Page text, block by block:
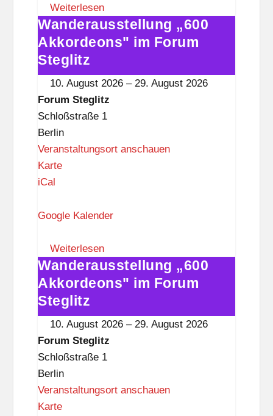
S
t
e
g
l
i
t
z
Weiterlesen
Wanderausstellung
„600
Akkordeons"
im
Forum
Steglitz
Wanderausstellung „600
Akkordeons" im Forum
Steglitz
10. August 2026 –29. August 2026
Forum Steglitz
Schloßstraße 1
Berlin
Veranstaltungsort anschauen
KarteF
u
S
t
e
g
l
i
t
z
iCal
Google Kalender
Weiterlesen
Wanderausstellung
„600
Akkordeons"
im
Forum
Steglitz
Wanderausstellung „600
Akkordeons" im Forum
Steglitz
10. August 2026 – 29. August 2026
Forum Steglitz
Schloßstraße 1
Berlin
Veranstaltungsort anschauen
KarteF